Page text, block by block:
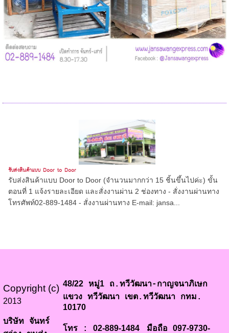
รับส่งสินค้าแบบ Door to Door
รับส่งสินค้าแบบ Door to Door (จำนวนมากกว่า 15 ชิ้นขึ้นไปค่ะ) ขั้น
ตอนที่ 1 แจ้งรายละเอียด และสั่งงานผ่าน 2 ช่องทาง - สั่งงานผ่านทาง
โทรศัพท์02-889-1484 - สั่งงานผ่านทาง E-mail: jansa...
Copyright (c)
2013
48/22 หมู่1 ถ.ทวีวัฒนา-กาญจนาภิเษก
แขวง ทวีวัฒนา เขต.ทวีวัฒนา กทม.
10170
บริษัท จันทร์
โทร : 02-889-1484 มือถือ 097-9730-